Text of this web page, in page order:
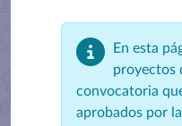
En esta
proyectos
convocatoria
aprobados por